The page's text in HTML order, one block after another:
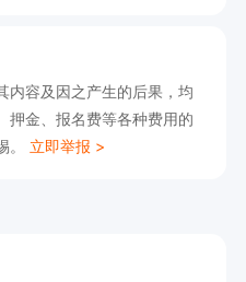
内容及因之产生的后果，均
押金、报名费等各种费用的
。 立即举报 >